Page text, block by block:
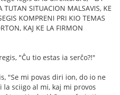
TUTAN SITUACION MALSAVIS, KE
KOMPRENI PRI KIO TEMAS
KAJ KE LA FIRMON
"Ĉu tio estas ia serĉo?!"
"Se mi povas diri ion, do io ne
la sciigo al mi, kaj mi provos